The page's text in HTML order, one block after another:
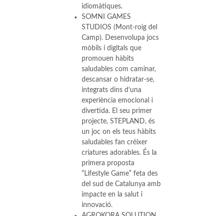
idiomàtiques.
SOMNI GAMES
STUDIOS (Mont-roig del
Camp). Desenvolupa jocs
mòbils i digitals que
promouen hàbits
saludables com caminar,
descansar o hidratar-se,
integrats dins d’una
experiència emocional i
divertida. El seu primer
projecte, STEPLAND, és
un joc on els teus hàbits
saludables fan créixer
criatures adorables. És la
primera proposta
“Lifestyle Game” feta des
del sud de Catalunya amb
impacte en la salut i
innovació.